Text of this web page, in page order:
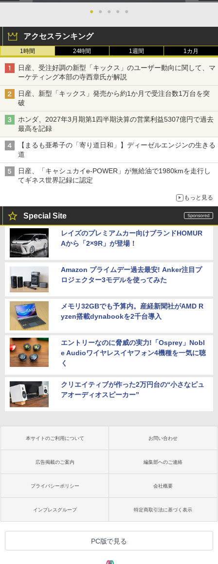
● ● ● ● ●
アクセスランキング
1時間 24時間 1週間 1カ月
日産、受注好調の新型「キックス」のユーザー動向に関して、マ
ーケティング本部の寺西章氏が解説
日産、新型「キックス」発売から約1か月で受注台数1万台を突
破
ホンダ、2027年3月期第1四半期決算の営業利益5307億円で過去
最高を記録
【まるも亜希子の「寄り道日和」】ディーゼルエンジンの生きる
道
日産、「キャシュカイe-POWER」が無給油で1980kmを走行し
てギネス世界記録に認定
もっと見る
Special Site
レイズのプレミアムカー向けブランドHOMUR
Aから「2×9R」が登場！
Amazon プライムデー過去最安! Anker注目プ
ロジェクター3モデルを使ってみた
メモリ32GBでも予算内。産経新聞社がAMD R
yzen搭載dynabookを2千台導入
エントリーなのに脅威の実力!「Osprey」Nobl
e Audioワイヤレスイヤフォン4機種を一気に聴
く
クリエイティブが作った2万円台の“小さなピュ
アオーディオスピーカー”
本サイトのご利用について お問い合わせ
広告掲載のご案内 編集部へのご連絡
プライバシーポリシー 会社概要
インプレスグループ 特定商取引法に基づく表示
PC版で見る